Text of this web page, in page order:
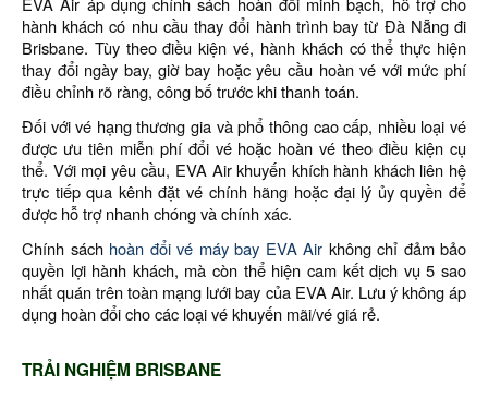
hành khách có nhu cầu thay đổi hành trình bay từ Đà Nẵng đi
Brisbane. Tùy theo điều kiện vé, hành khách có thể thực hiện
thay đổi ngày bay, giờ bay hoặc yêu cầu hoàn vé với mức phí
điều chỉnh rõ ràng, công bố trước khi thanh toán.
Đối với vé hạng thương gia và phổ thông cao cấp, nhiều loại vé
được ưu tiên miễn phí đổi vé hoặc hoàn vé theo điều kiện cụ
thể. Với mọi yêu cầu, EVA Air khuyến khích hành khách liên hệ
trực tiếp qua kênh đặt vé chính hãng hoặc đại lý ủy quyền để
được hỗ trợ nhanh chóng và chính xác.
Chính sách hoàn đổi vé máy bay EVA Air không chỉ đảm bảo
quyền lợi hành khách, mà còn thể hiện cam kết dịch vụ 5 sao
nhất quán trên toàn mạng lưới bay của EVA Air. Lưu ý không áp
dụng hoàn đổi cho các loại vé khuyến mãi/vé giá rẻ.
TRẢI NGHIỆM BRISBANE